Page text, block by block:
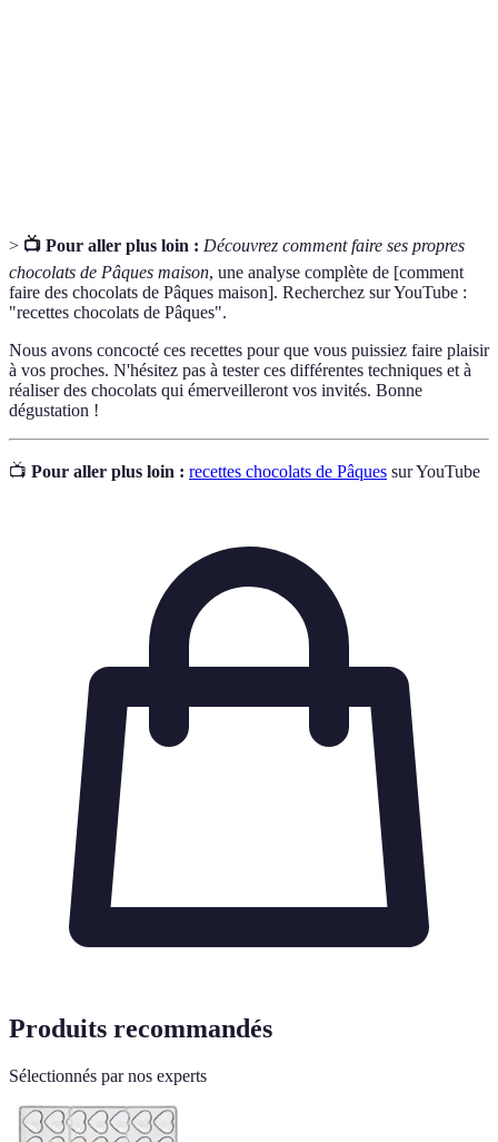
> 📺 Pour aller plus loin : Découvrez comment faire ses propres
chocolats de Pâques maison, une analyse complète de [comment
faire des chocolats de Pâques maison]. Recherchez sur YouTube :
"recettes chocolats de Pâques".
Nous avons concocté ces recettes pour que vous puissiez faire plaisir
à vos proches. N'hésitez pas à tester ces différentes techniques et à
réaliser des chocolats qui émerveilleront vos invités. Bonne
dégustation !
📺 Pour aller plus loin : recettes chocolats de Pâques sur YouTube
Produits recommandés
Sélectionnés par nos experts